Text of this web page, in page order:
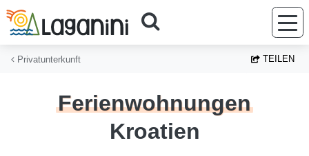
Zum Hauptinhalt springen
Privatunterkunft TEILEN
Ferienwohnungen
Kroatien